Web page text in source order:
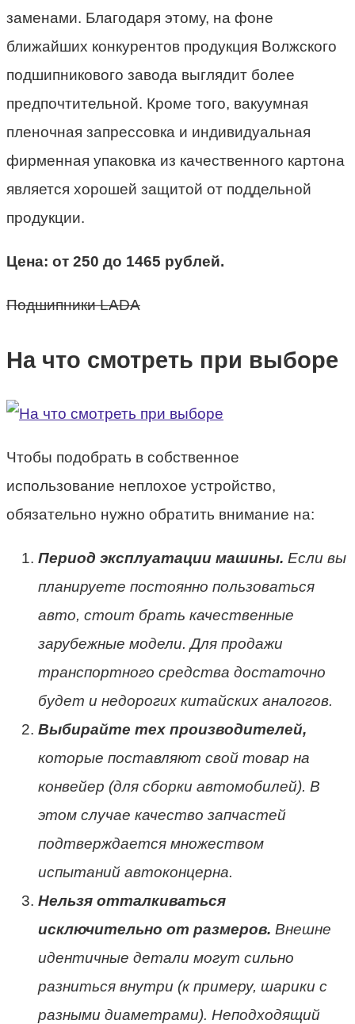
заменами. Благодаря этому, на фоне
ближайших конкурентов продукция Волжского
подшипникового завода выглядит более
предпочтительной. Кроме того, вакуумная
пленочная запрессовка и индивидуальная
фирменная упаковка из качественного картона
является хорошей защитой от поддельной
продукции.
Цена: от 250 до 1465 рублей.
Подшипники LADA
На что смотреть при выборе
Чтобы подобрать в собственное
использование неплохое устройство,
обязательно нужно обратить внимание на:
Период эксплуатации машины. Если вы
планируете постоянно пользоваться
авто, стоит брать качественные
зарубежные модели. Для продажи
транспортного средства достаточно
будет и недорогих китайских аналогов.
Выбирайте тех производителей,
которые поставляют свой товар на
конвейер (для сборки автомобилей). В
этом случае качество запчастей
подтверждается множеством
испытаний автоконцерна.
Нельзя отталкиваться
исключительно от размеров. Внешне
идентичные детали могут сильно
разниться внутри (к примеру, шарики с
разными диаметрами). Неподходящий